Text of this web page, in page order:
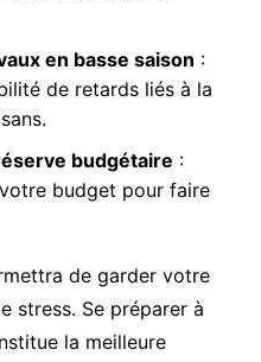
en basse saison :
de retards liés à la
budgétaire :
budget pour faire
de garder votre
stress. Se préparer à
la meilleure